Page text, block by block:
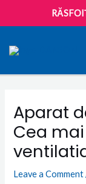
Aparat
Cea
Leave a Comment